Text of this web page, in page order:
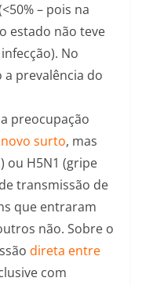
– pois na
estado não teve
No
a prevalência do
preocupação
surto, mas
ou H5N1 (gripe
transmissão de
que entraram
não. Sobre o
direta entre
com